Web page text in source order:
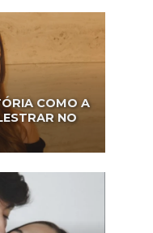
COMO A
NO